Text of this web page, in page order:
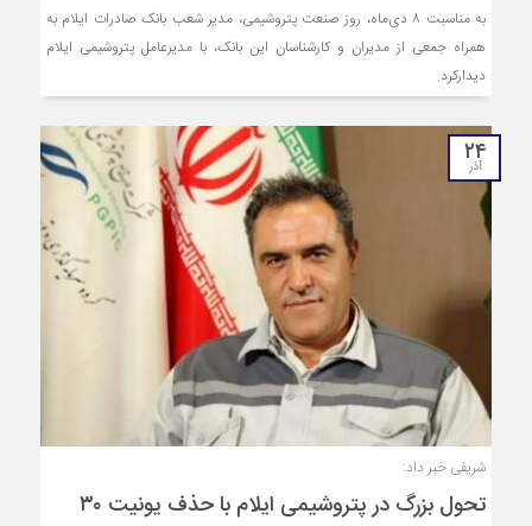
به مناسبت ۸ دی‌ماه، روز صنعت پتروشیمی، مدیر شعب بانک صادرات ایلام به
همراه جمعی از مدیران و کارشناسان این بانک، با مدیرعامل پتروشیمی ایلام
دیدارکرد.
۲۴
آذر
شریفی خبر داد:
تحول بزرگ در پتروشیمی ایلام با حذف یونیت ۳۰